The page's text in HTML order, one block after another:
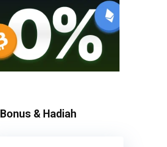
Bonus & Hadiah